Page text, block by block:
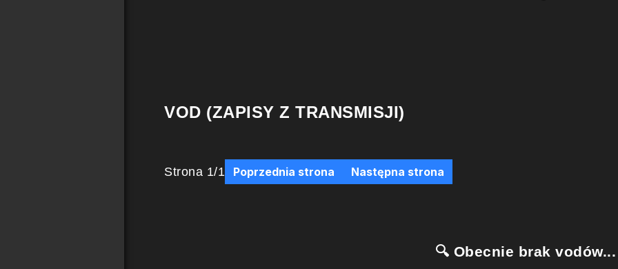
VOD (ZAPISY Z TRANSMISJI)
Strona 1/1 Poprzednia strona Następna strona
🔍 Obecnie brak vodów...